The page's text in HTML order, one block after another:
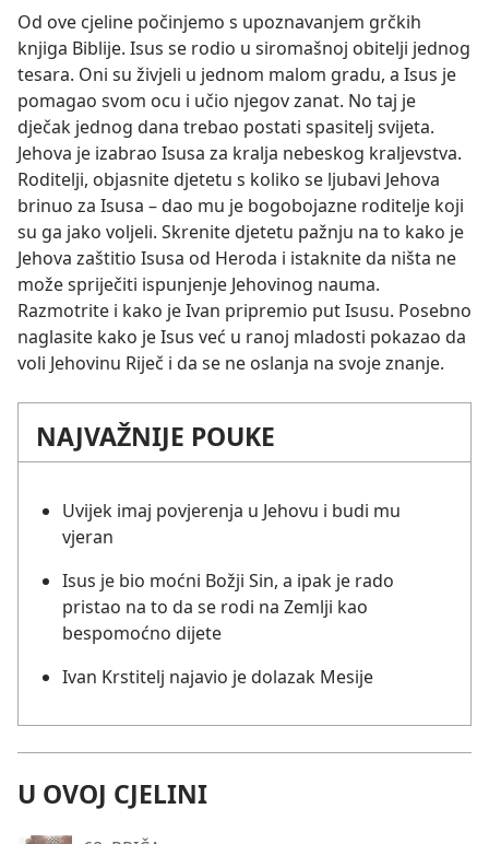
Od ove cjeline počinjemo s upoznavanjem grčkih
knjiga Biblije. Isus se rodio u siromašnoj obitelji jednog
tesara. Oni su živjeli u jednom malom gradu, a Isus je
pomagao svom ocu i učio njegov zanat. No taj je
dječak jednog dana trebao postati spasitelj svijeta.
Jehova je izabrao Isusa za kralja nebeskog kraljevstva.
Roditelji, objasnite djetetu s koliko se ljubavi Jehova
brinuo za Isusa – dao mu je bogobojazne roditelje koji
su ga jako voljeli. Skrenite djetetu pažnju na to kako je
Jehova zaštitio Isusa od Heroda i istaknite da ništa ne
može spriječiti ispunjenje Jehovinog nauma.
Razmotrite i kako je Ivan pripremio put Isusu. Posebno
naglasite kako je Isus već u ranoj mladosti pokazao da
voli Jehovinu Riječ i da se ne oslanja na svoje znanje.
NAJVAŽNIJE POUKE
Uvijek imaj povjerenja u Jehovu i budi mu
vjeran
Isus je bio moćni Božji Sin, a ipak je rado
pristao na to da se rodi na Zemlji kao
bespomoćno dijete
Ivan Krstitelj najavio je dolazak Mesije
U OVOJ CJELINI